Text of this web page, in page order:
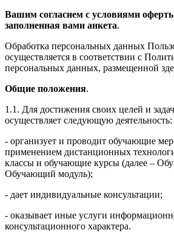
Вашим согласием с условиями
заполненная вами анкета.
Обработка персональных данных
осуществляется в соответствии с
персональных данных, размещенной
Общие положения.
1.1. Для достижения своих целей и
осуществляет следующую деятельность:
- организует и проводит обучающие
применением дистанционных
классы и обучающие курсы (далее –
Обучающий модуль);
- дает индивидуальные консультации;
- оказывает иные услуги
консультационного характера.